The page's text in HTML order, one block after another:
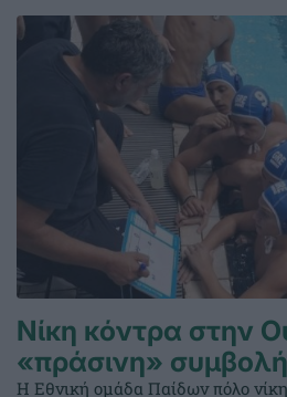
Νίκη κόντρα στην
«πράσινη» συμβολή
Η Εθνική ομάδα Παίδων πόλο